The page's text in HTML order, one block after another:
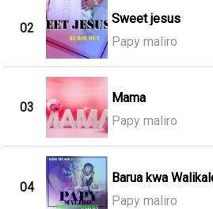
02
Sweet jesus
Papy maliro
03
Mama
Papy maliro
04
Barua kwa
Papy maliro